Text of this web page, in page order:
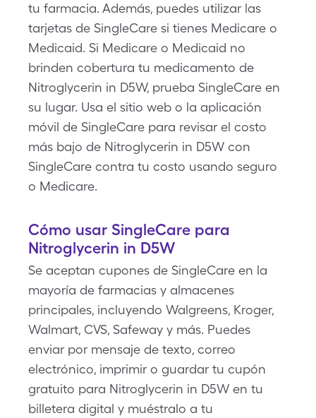
tu farmacia. Además, puedes utilizar las
tarjetas de SingleCare si tienes Medicare o
Medicaid. Si Medicare o Medicaid no
brinden cobertura tu medicamento de
Nitroglycerin in D5W, prueba SingleCare en
su lugar. Usa el sitio web o la aplicación
móvil de SingleCare para revisar el costo
más bajo de Nitroglycerin in D5W con
SingleCare contra tu costo usando seguro
o Medicare.
Cómo usar SingleCare para
Nitroglycerin in D5W
Se aceptan cupones de SingleCare en la
mayoría de farmacias y almacenes
principales, incluyendo Walgreens, Kroger,
Walmart, CVS, Safeway y más. Puedes
enviar por mensaje de texto, correo
electrónico, imprimir o guardar tu cupón
gratuito para Nitroglycerin in D5W en tu
billetera digital y muéstralo a tu